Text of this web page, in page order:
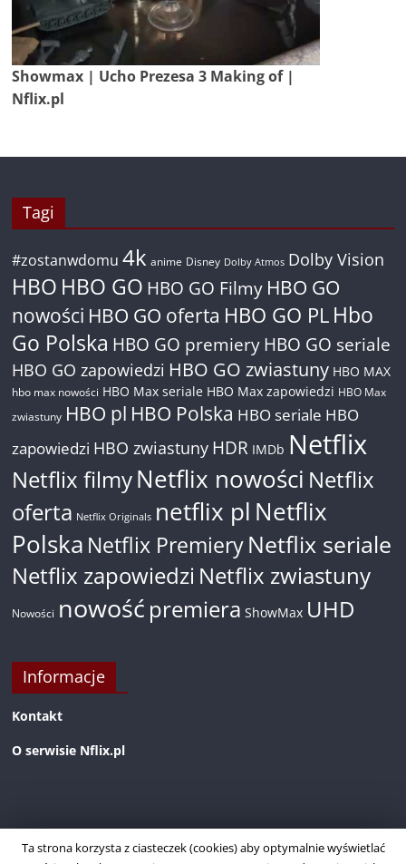
Showmax | Ucho Prezesa 3 Making of |
Nflix.pl
Tagi
#zostanwdomu 4k anime Disney Dolby Atmos Dolby Vision
HBO HBO GO HBO GO Filmy HBO GO
nowości HBO GO oferta HBO GO PL Hbo
Go Polska HBO GO premiery HBO GO seriale
HBO GO zapowiedzi HBO GO zwiastuny HBO MAX
hbo max nowości HBO Max seriale HBO Max zapowiedzi HBO Max
zwiastuny HBO pl HBO Polska HBO seriale HBO
zapowiedzi HBO zwiastuny HDR IMDb Netflix
Netflix filmyNetflix nowości Netflix
oferta Netflix Originals netflix pl Netflix
Polska Netflix PremieryNetflix seriale
Netflix zapowiedzi Netflix zwiastuny
Nowości nowość premiera ShowMax UHD
Informacje
Kontakt
O serwisie Nflix.pl
Ta strona korzysta z ciasteczek (cookies) aby optymalnie wyświetlać